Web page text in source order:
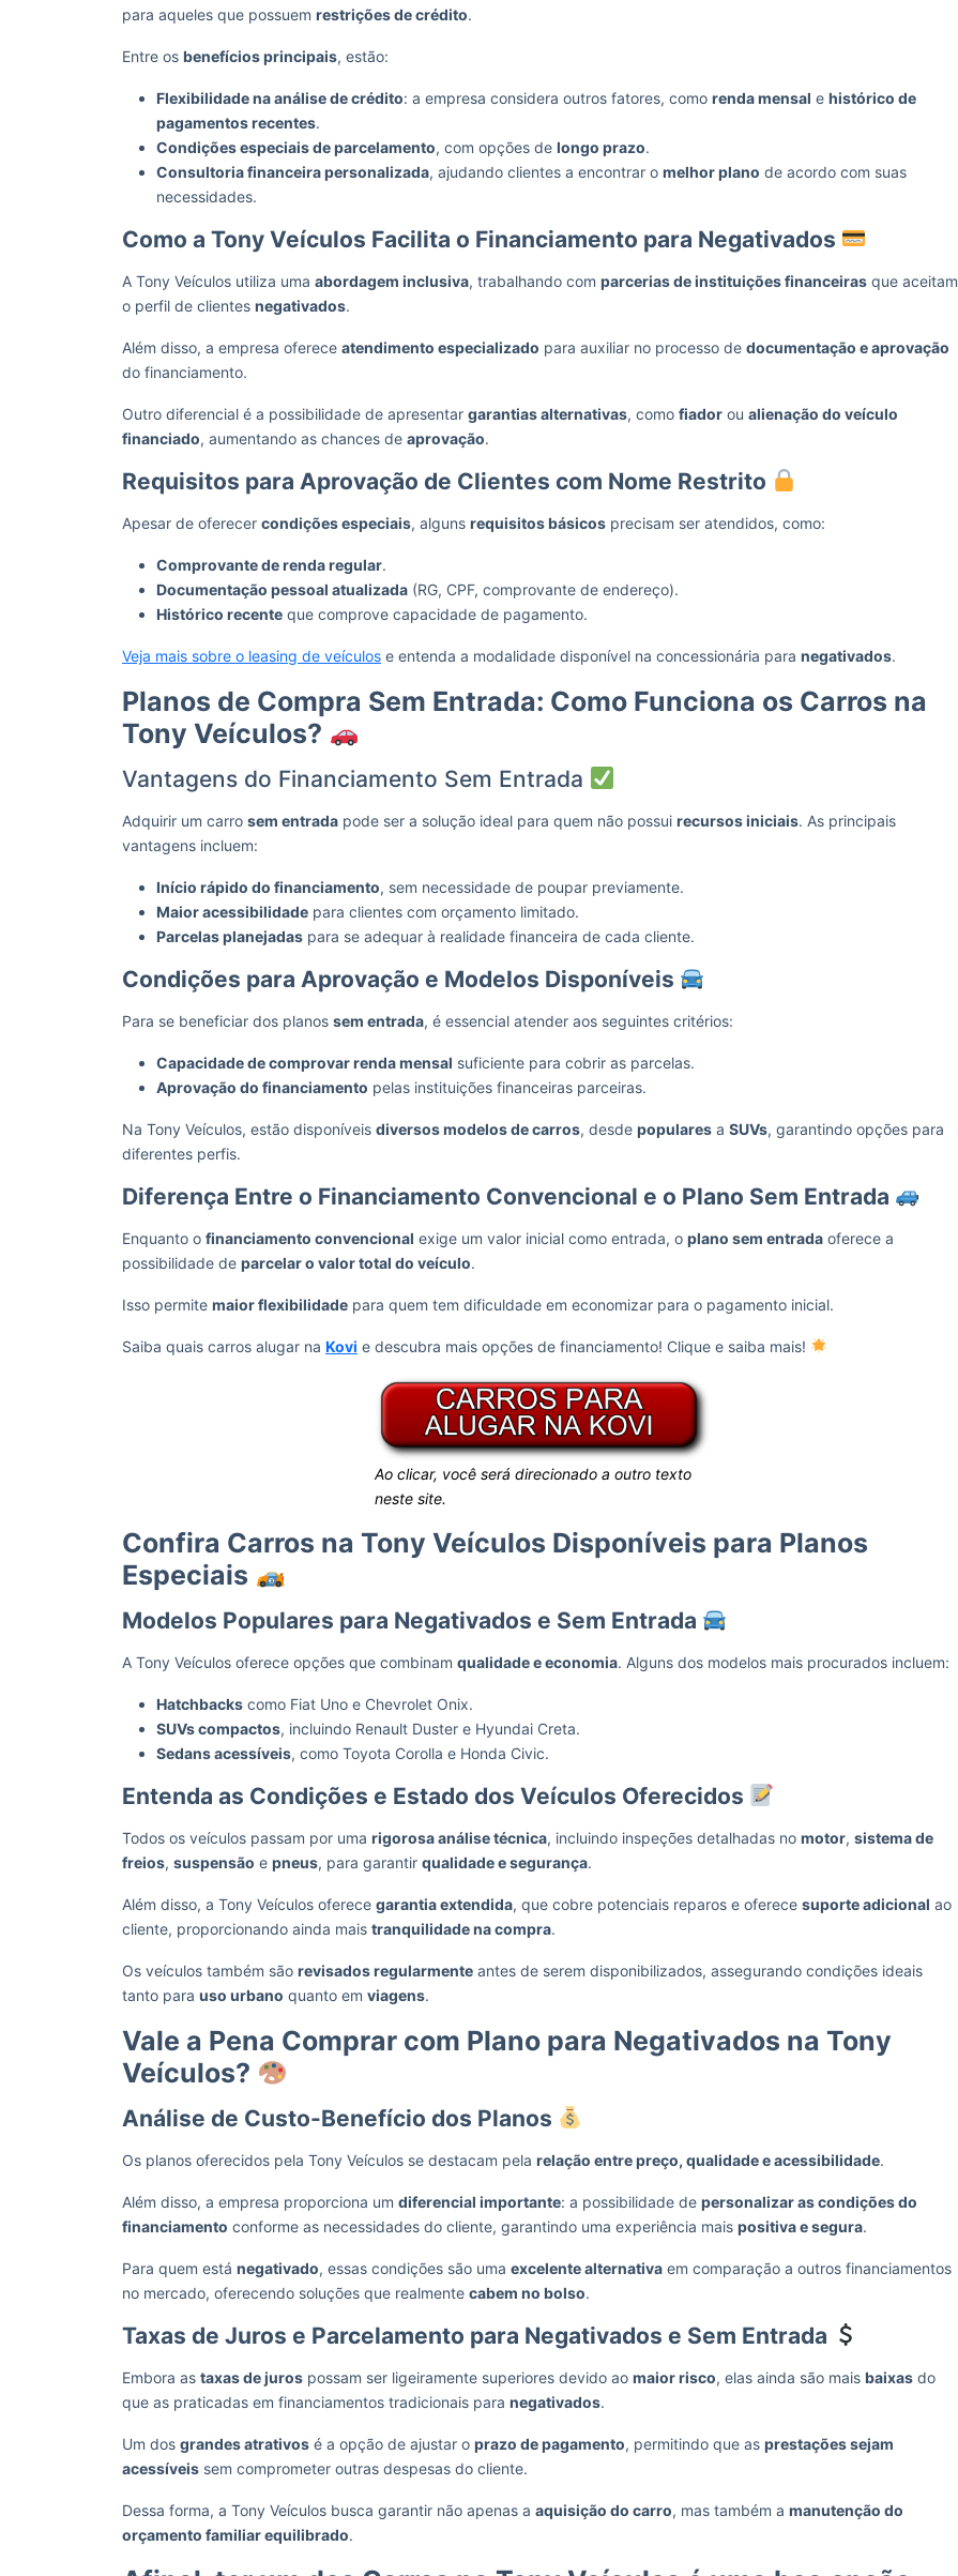
para aqueles que possuem restrições de crédito.
Entre os benefícios principais, estão:
Flexibilidade na análise de crédito: a empresa considera outros fatores, como renda mensal e histórico de
pagamentos recentes.
Condições especiais de parcelamento, com opções de longo prazo.
Consultoria financeira personalizada, ajudando clientes a encontrar o melhor plano de acordo com suas
necessidades.
Como a Tony Veículos Facilita o Financiamento para Negativados
A Tony Veículos utiliza uma abordagem inclusiva, trabalhando com parcerias de instituições financeiras que aceitam
o perfil de clientes negativados.
Além disso, a empresa oferece atendimento especializado para auxiliar no processo de documentação e aprovação
do financiamento.
Outro diferencial é a possibilidade de apresentar garantias alternativas, como fiador ou alienação do veículo
financiado, aumentando as chances de aprovação.
Requisitos para Aprovação de Clientes com Nome Restrito
Apesar de oferecer condições especiais, alguns requisitos básicos precisam ser atendidos, como:
Comprovante de renda regular.
Documentação pessoal atualizada (RG, CPF, comprovante de endereço).
Histórico recente que comprove capacidade de pagamento.
Veja mais sobre o leasing de veículos e entenda a modalidade disponível na concessionária para negativados.
Planos de Compra Sem Entrada: Como Funciona os Carros na
Tony Veículos?
Vantagens do Financiamento Sem Entrada
Adquirir um carro sem entrada pode ser a solução ideal para quem não possui recursos iniciais. As principais
vantagens incluem:
Início rápido do financiamento, sem necessidade de poupar previamente.
Maior acessibilidade para clientes com orçamento limitado.
Parcelas planejadas para se adequar à realidade financeira de cada cliente.
Condições para Aprovação e Modelos Disponíveis
Para se beneficiar dos planos sem entrada, é essencial atender aos seguintes critérios:
Capacidade de comprovar renda mensal suficiente para cobrir as parcelas.
Aprovação do financiamento pelas instituições financeiras parceiras.
Na Tony Veículos, estão disponíveis diversos modelos de carros, desde populares a SUVs, garantindo opções para
diferentes perfis.
Diferença Entre o Financiamento Convencional e o Plano Sem Entrada
Enquanto o financiamento convencional exige um valor inicial como entrada, o plano sem entrada oferece a
possibilidade de parcelar o valor total do veículo.
Isso permite maior flexibilidade para quem tem dificuldade em economizar para o pagamento inicial.
Saiba quais carros alugar na Kovi e descubra mais opções de financiamento! Clique e saiba mais!
Ao clicar, você será direcionado a outro texto
neste site.
Confira Carros na Tony Veículos Disponíveis para Planos
Especiais
Modelos Populares para Negativados e Sem Entrada
A Tony Veículos oferece opções que combinam qualidade e economia. Alguns dos modelos mais procurados incluem:
Hatchbacks como Fiat Uno e Chevrolet Onix.
SUVs compactos, incluindo Renault Duster e Hyundai Creta.
Sedans acessíveis, como Toyota Corolla e Honda Civic.
Entenda as Condições e Estado dos Veículos Oferecidos
Todos os veículos passam por uma rigorosa análise técnica, incluindo inspeções detalhadas no motor, sistema de
freios, suspensão e pneus, para garantir qualidade e segurança.
Além disso, a Tony Veículos oferece garantia extendida, que cobre potenciais reparos e oferece suporte adicional ao
cliente, proporcionando ainda mais tranquilidade na compra.
Os veículos também são revisados regularmente antes de serem disponibilizados, assegurando condições ideais
tanto para uso urbano quanto em viagens.
Vale a Pena Comprar com Plano para Negativados na Tony
Veículos?
Análise de Custo-Benefício dos Planos
Os planos oferecidos pela Tony Veículos se destacam pela relação entre preço, qualidade e acessibilidade.
Além disso, a empresa proporciona um diferencial importante: a possibilidade de personalizar as condições do
financiamento conforme as necessidades do cliente, garantindo uma experiência mais positiva e segura.
Para quem está negativado, essas condições são uma excelente alternativa em comparação a outros financiamentos
no mercado, oferecendo soluções que realmente cabem no bolso.
Taxas de Juros e Parcelamento para Negativados e Sem Entrada
Embora as taxas de juros possam ser ligeiramente superiores devido ao maior risco, elas ainda são mais baixas do
que as praticadas em financiamentos tradicionais para negativados.
Um dos grandes atrativos é a opção de ajustar o prazo de pagamento, permitindo que as prestações sejam
acessíveis sem comprometer outras despesas do cliente.
Dessa forma, a Tony Veículos busca garantir não apenas a aquisição do carro, mas também a manutenção do
orçamento familiar equilibrado.